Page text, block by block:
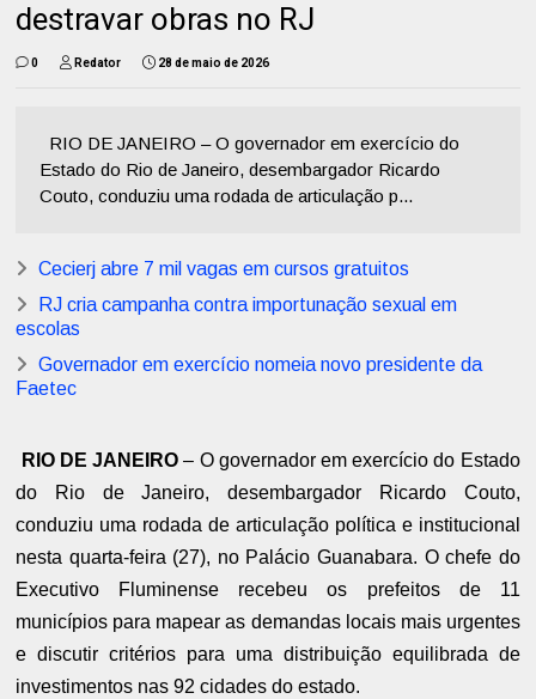
destravar obras no RJ
0 Redator 28 de maio de 2026
RIO DE JANEIRO – O governador em exercício do
Estado do Rio de Janeiro, desembargador Ricardo
Couto, conduziu uma rodada de articulação p...
Cecierj abre 7 mil vagas em cursos gratuitos
RJ cria campanha contra importunação sexual em
escolas
Governador em exercício nomeia novo presidente da
Faetec
RIO DE JANEIRO – O governador em exercício do Estado
do Rio de Janeiro, desembargador Ricardo Couto,
conduziu uma rodada de articulação política e institucional
nesta quarta-feira (27), no Palácio Guanabara. O chefe do
Executivo Fluminense recebeu os prefeitos de 11
municípios para mapear as demandas locais mais urgentes
e discutir critérios para uma distribuição equilibrada de
investimentos nas 92 cidades do estado.